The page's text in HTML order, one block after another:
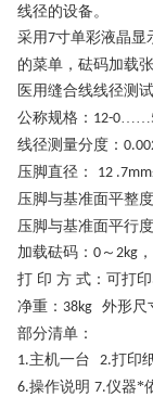
线径的设备。
采用7寸单彩液晶显
的菜单，砝码加载
医用缝合线线径测
公称规格： 12-0……
线径测量分度：
压脚直径：
12 .7mm
压脚与基准面平整
压脚与基准面平行
加载砝码： 0 ～ 2kg
打 印 方 式：可打印
净重： 38kg 外形尺
部分清单：
1.主机一台 2.打印
6.操作说明 7.仪器*